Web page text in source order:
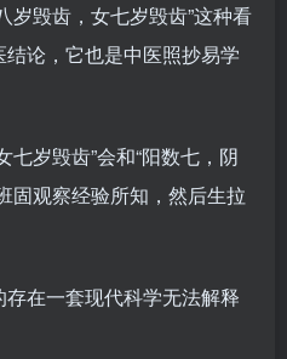
岁毁齿，女七岁毁齿”这种看
论，它也是中医照抄易学
七岁毁齿”会和“阳数七，阴
固观察经验所知，然后生拉
在一套现代科学无法解释